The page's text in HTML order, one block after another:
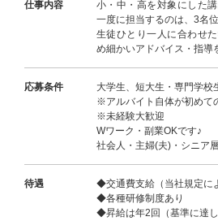
仕事内容
小・中・高を対象にした
一度に担当するのは、3名位
生徒ひとり一人に合わせ
め細かいアドバイス・指導
応募条件
大学生、短大生・専門学校
※アルバイト自体が初めて
※未経験大歓迎
Wワーク・副業OKです♪
社会人・主婦(夫)・シニア
待遇
◆交通費支給（当社規定に
◆各種研修制度あり
◆昇給は年2回（基準に達し